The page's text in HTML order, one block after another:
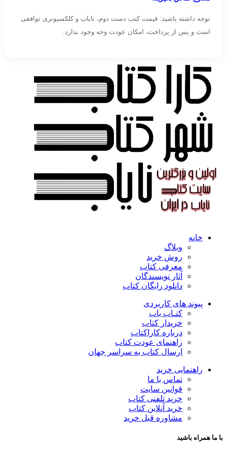
توجه داشته باشید: قیمت کتب دست دوم، نایاب و کلکسیونری توافقی
است و پس از پرداخت، امکان عودت وجه وجود ندارد.
خانه
وبلاگ
روش خرید
معرفی کتاب
آثار نویسندگان
دانلود رایگان کتاب
پیوند های کاربردی
کتـاب یاب
خریدار کتاب
درباره کاراکتاب
راهنمای عودت کتاب
ارسال کتاب به سراسر جهان
راهنمایی خرید
تماس با ما
قوانین سایت
خرید تلفنی کتاب
خرید آنلاین کتاب
مشاوره قبل خرید
با ما همراه باشید